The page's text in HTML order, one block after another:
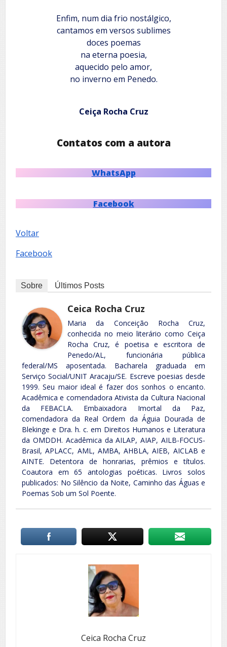
Enfim, num dia frio nostálgico,
cantamos em versos sublimes
doces poemas
na eterna poesia,
aquecido pelo amor,
no inverno em Penedo.
Ceiça Rocha Cruz
Contatos com a autora
WhatsApp
Facebook
Voltar
Facebook
Sobre Últimos Posts
Ceica Rocha Cruz
Maria da Conceição Rocha Cruz,
conhecida no meio literário como Ceiça
Rocha Cruz, é poetisa e escritora de
Penedo/AL, funcionária pública
federal/MS aposentada. Bacharela graduada em
Serviço Social/UNIT Aracaju/SE. Escreve poesias desde
1999. Seu maior ideal é fazer dos sonhos o encanto.
Acadêmica e comendadora Ativista da Cultura Nacional
da FEBACLA. Embaixadora Imortal da Paz,
comendadora da Real Ordem da Águia Dourada de
Blekinge e Dra. h. c. em Direitos Humanos e Literatura
da OMDDH. Acadêmica da AILAP, AIAP, AILB-FOCUS-
Brasil, APLACC, AML, AMBA, AHBLA, AIEB, AICLAB e
AINTE. Detentora de honrarias, prêmios e títulos.
Coautora em 65 antologias poéticas. Livros solos
publicados: No Silêncio da Noite, Caminho das Águas e
Poemas Sob um Sol Poente.
Ceica Rocha Cruz